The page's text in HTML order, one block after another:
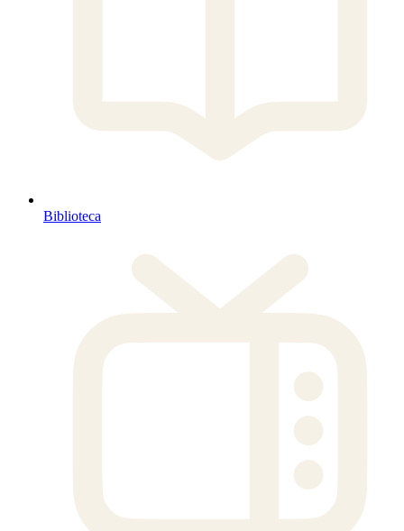
Biblioteca